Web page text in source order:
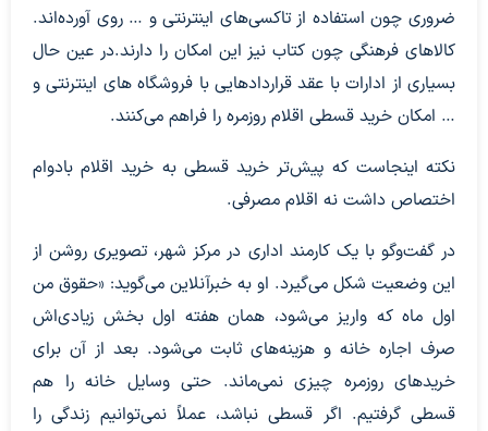
ضروری چون استفاده از تاکسی‌های اینترنتی و … روی آورده‌اند.
کالاهای فرهنگی چون کتاب نیز این امکان را دارند.در عین حال
بسیاری از ادارات با عقد قراردادهایی با فروشگاه های اینترنتی و
… امکان خرید قسطی اقلام روزمره را فراهم می‌کنند.
نکته اینجاست که پیش‌تر خرید قسطی به خرید اقلام بادوام
اختصاص داشت نه اقلام مصرفی.
در گفت‌وگو با یک کارمند اداری در مرکز شهر، تصویری روشن از
این وضعیت شکل می‌گیرد. او به خبرآنلاین می‌گوید: «حقوق من
اول ماه که واریز می‌شود، همان هفته اول بخش زیادی‌اش
صرف اجاره خانه و هزینه‌های ثابت می‌شود. بعد از آن برای
خریدهای روزمره چیزی نمی‌ماند. حتی وسایل خانه را هم
قسطی گرفتیم. اگر قسطی نباشد، عملاً نمی‌توانیم زندگی را